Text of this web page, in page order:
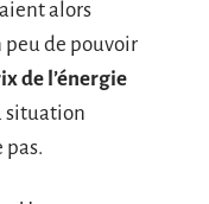
alors
peu de pouvoir
de l’énergie
situation